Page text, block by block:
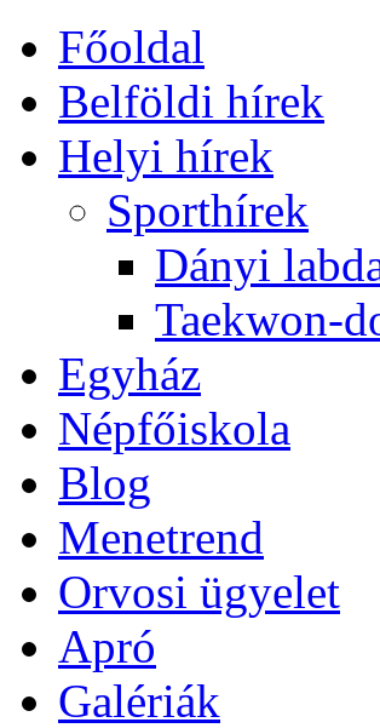
Főoldal
Belföldi hírek
Helyi hírek
Sporthírek
Dányi
Taekwon-
Egyház
Népfőiskola
Blog
Menetrend
Orvosi ügyelet
Apró
Galériák